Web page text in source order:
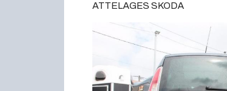
ATTELAGES SKODA